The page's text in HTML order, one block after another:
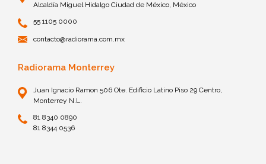
Alcaldía Miguel Hidalgo Ciudad de México, México
55 1105 0000
contacto@radiorama.com.mx
Radiorama Monterrey
Juan Ignacio Ramon 506 Ote. Edificio Latino Piso 29 Centro,
Monterrey N.L.
81 8340 0890
81 8344 0536